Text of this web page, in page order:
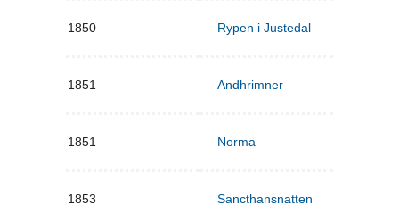
1850 Rypen i Justedal
1851 Andhrimner
1851 Norma
1853 Sancthansnatten